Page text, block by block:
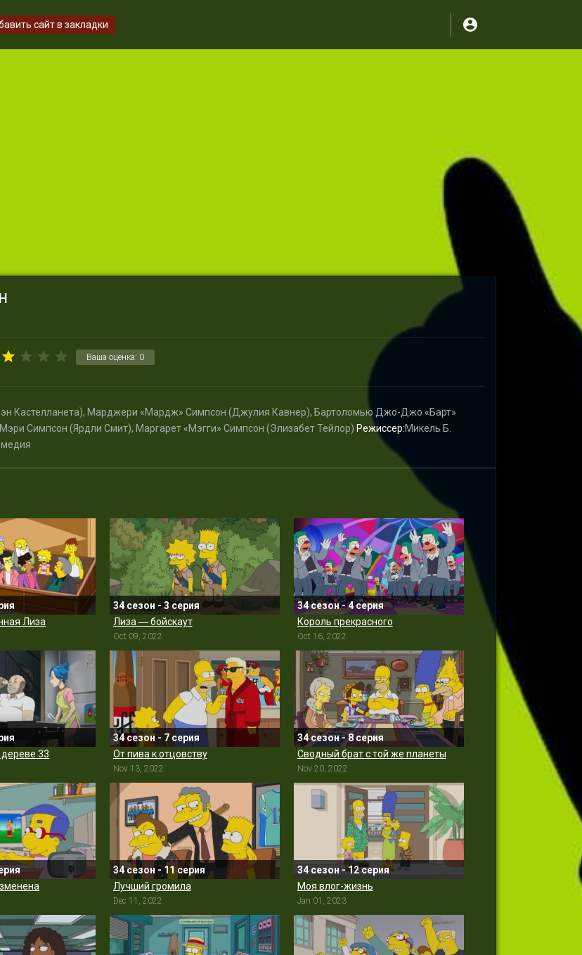
сайт в закладки
Ваша оценка: 0
Кастелланета), Марджери «Мардж» Симпсон (Джулия Кавнер), Бартоломью Джо-Джо «Барт»
Симпсон (Ярдли Смит), Маргарет «Мэгги» Симпсон (Элизабет Тейлор) Режиссер:Микель Б.
Лиза
34 сезон - 3 серия
Лиза ― бойскаут
Oct 09, 2022
34 сезон - 4 серия
Король прекрасного
Oct 16, 2022
33
34 сезон - 7 серия
От пива к отцовству
Nov 13, 2022
34 сезон - 8 серия
Сводный брат с той же планеты
Nov 20, 2022
34 сезон - 11 серия
Лучший громила
Dec 11, 2022
34 сезон - 12 серия
Моя влог-жизнь
Jan 01, 2023